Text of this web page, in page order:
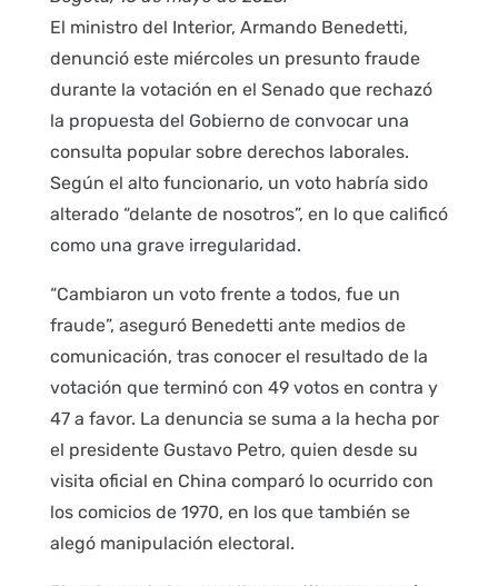
El ministro del Interior, Armando Benedetti,
denunció este miércoles un presunto fraude
durante la votación en el Senado que rechazó
la propuesta del Gobierno de convocar una
consulta popular sobre derechos laborales.
Según el alto funcionario, un voto habría sido
alterado “delante de nosotros”, en lo que calificó
como una grave irregularidad.
“Cambiaron un voto frente a todos, fue un
fraude”, aseguró Benedetti ante medios de
comunicación, tras conocer el resultado de la
votación que terminó con 49 votos en contra y
47 a favor. La denuncia se suma a la hecha por
el presidente Gustavo Petro, quien desde su
visita oficial en China comparó lo ocurrido con
los comicios de 1970, en los que también se
alegó manipulación electoral.